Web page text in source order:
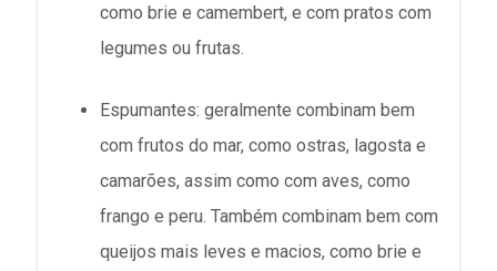
como brie e camembert, e com pratos com
legumes ou frutas.
Espumantes: geralmente combinam bem
com frutos do mar, como ostras, lagosta e
camarões, assim como com aves, como
frango e peru. Também combinam bem com
queijos mais leves e macios, como brie e